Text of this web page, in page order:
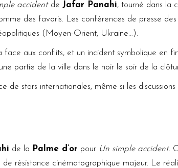
accidentde Jafar Panahi, tourné dans la
des favoris. Les conférences de presse des
(Moyen-Orient, Ukraine…).
face aux conflits, et un incident symbolique en
partie de la ville dans le noir le soir de la
stars internationales, même si les
de la Palme d’or pour Un simple accident.
résistance cinématographique majeur. Le